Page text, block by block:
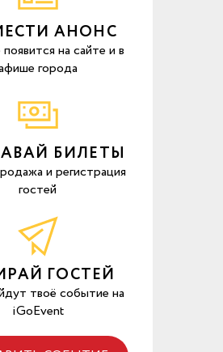
АНОНС
на сайте и в
города
БИЛЕТЫ
и регистрация
гостей
ГОСТЕЙ
твоё событие на
iGoEvent